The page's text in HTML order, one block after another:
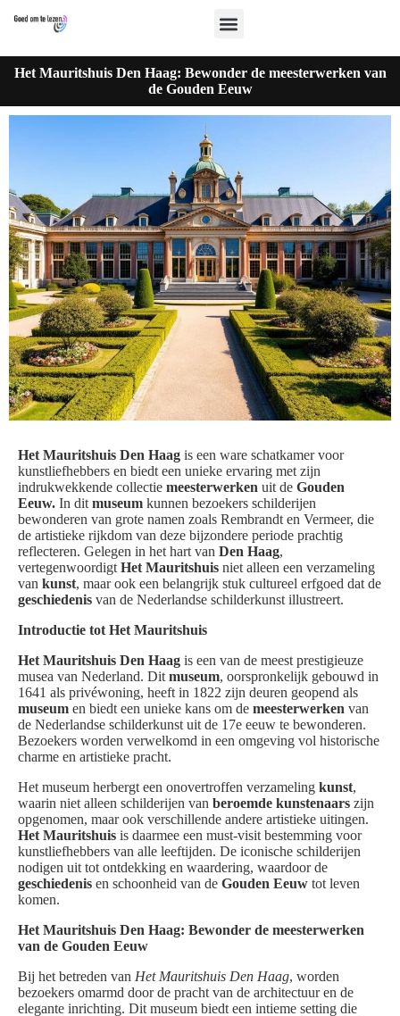
Het Mauritshuis Den Haag: Bewonder de meesterwerken van
de Gouden Eeuw
Het Mauritshuis Den Haag is een ware schatkamer voor
kunstliefhebbers en biedt een unieke ervaring met zijn
indrukwekkende collectie meesterwerken uit de Gouden
Eeuw. In dit museum kunnen bezoekers schilderijen
bewonderen van grote namen zoals Rembrandt en Vermeer, die
de artistieke rijkdom van deze bijzondere periode prachtig
reflecteren. Gelegen in het hart van Den Haag,
vertegenwoordigt Het Mauritshuis niet alleen een verzameling
van kunst, maar ook een belangrijk stuk cultureel erfgoed dat de
geschiedenis van de Nederlandse schilderkunst illustreert.
Introductie tot Het Mauritshuis
Het Mauritshuis Den Haag is een van de meest prestigieuze
musea van Nederland. Dit museum, oorspronkelijk gebouwd in
1641 als privéwoning, heeft in 1822 zijn deuren geopend als
museum en biedt een unieke kans om de meesterwerken van
de Nederlandse schilderkunst uit de 17e eeuw te bewonderen.
Bezoekers worden verwelkomd in een omgeving vol historische
charme en artistieke pracht.
Het museum herbergt een onovertroffen verzameling kunst,
waarin niet alleen schilderijen van beroemde kunstenaars zijn
opgenomen, maar ook verschillende andere artistieke uitingen.
Het Mauritshuis is daarmee een must-visit bestemming voor
kunstliefhebbers van alle leeftijden. De iconische schilderijen
nodigen uit tot ontdekking en waardering, waardoor de
geschiedenis en schoonheid van de Gouden Eeuw tot leven
komen.
Het Mauritshuis Den Haag: Bewonder de meesterwerken
van de Gouden Eeuw
Bij het betreden van Het Mauritshuis Den Haag, worden
bezoekers omarmd door de pracht van de architectuur en de
elegante inrichting. Dit museum biedt een intieme setting die